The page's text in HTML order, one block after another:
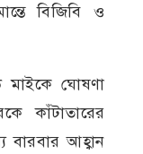
বিজিবি ও
মাইকে ঘোষণা
কাঁটাতারের
বারবার আহ্বান